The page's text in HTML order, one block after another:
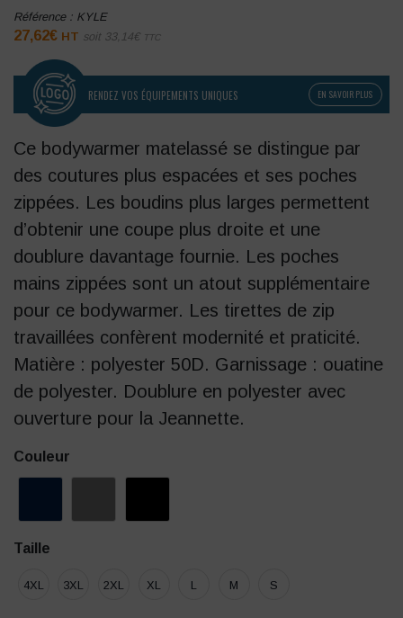
Référence : KYLE
27,62€ HT soit 33,14€ TTC
RENDEZ VOS ÉQUIPEMENTS UNIQUES EN SAVOIR PLUS
Ce bodywarmer matelassé se distingue par
des coutures plus espacées et ses poches
zippées. Les boudins plus larges permettent
d’obtenir une coupe plus droite et une
doublure davantage fournie. Les poches
mains zippées sont un atout supplémentaire
pour ce bodywarmer. Les tirettes de zip
travaillées confèrent modernité et praticité.
Matière : polyester 50D. Garnissage : ouatine
de polyester. Doublure en polyester avec
ouverture pour la Jeannette.
Couleur
Taille
4XL 3XL 2XL XL L M S